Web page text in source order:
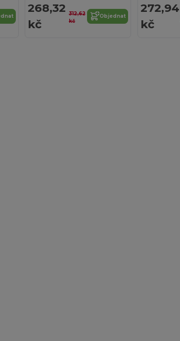
268,32
kč
312,62
kč
Objednat
272,94
kč